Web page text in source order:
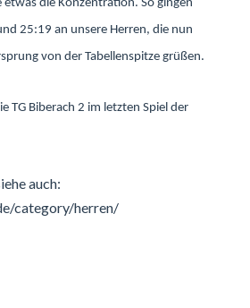
die Konzentration. So gingen
25:19 an unsere Herren, die nun
von der Tabellenspitze grüßen.
TG Biberach 2 im letzten Spiel der
auch:
category/herren/